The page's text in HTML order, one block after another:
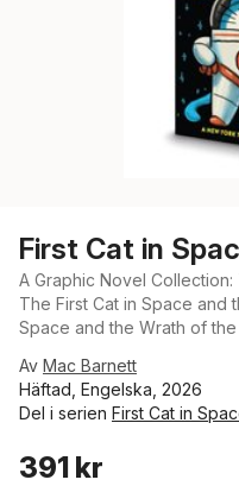
First Cat in
A Graphic Novel Collection:
The First Cat in Space and
Space and the Wrath of
Av Mac Barnett
Häftad, Engelska, 2026
Del i serien First Cat in
391 kr